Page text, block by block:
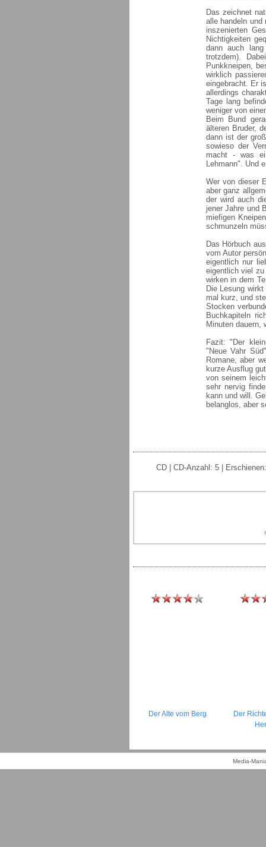
Das zeichnet
alle handeln und
inszenierten
Nichtigkeiten
dann auch
trotzdem).
Punkkneipen,
wirklich
eingebracht. Er
allerdings
Tage lang
weniger von
Beim Bund
älteren Bruder,
dann ist der
sowieso der
macht - was
Lehmann". Und
Wer von dieser
aber ganz
der wird auch
jener Jahre und
miefigen
schmunzeln
Das Hörbuch
vom Autor
eigentlich nur
eigentlich viel
wirken in dem
Die Lesung
mal kurz, und
Stocken
Buchkapiteln
Minuten dauern,
Fazit: "Der
"Neue Vahr
Romane, aber
kurze Ausflug
von seinem
sehr nervig
kann und will.
belanglos, aber
CD | CD-Anzahl: 5 |
Der Alte vom Berg
Der
Media-